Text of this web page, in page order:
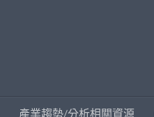
產業趨勢/分析相關資源